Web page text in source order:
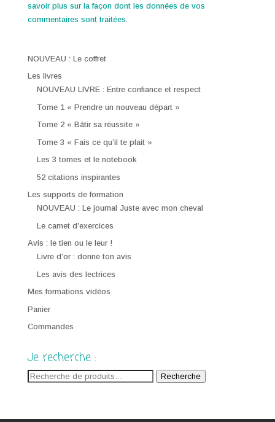
savoir plus sur la façon dont les données de vos
commentaires sont traitées
NOUVEAU : Le coffret
Les livres
NOUVEAU LIVRE : Entre confiance et respect
Tome 1 « Prendre un nouveau départ »
Tome 2 « Bâtir sa réussite »
Tome 3 « Fais ce qu’il te plait »
Les 3 tomes et le notebook
52 citations inspirantes
Les supports de formation
NOUVEAU : Le journal Juste avec mon cheval
Le carnet d’exercices
Avis : le tien ou le leur !
Livre d’or : donne ton avis
Les avis des lectrices
Mes formations vidéos
Panier
Commandes
Je recherche :
Recherche
Recherche